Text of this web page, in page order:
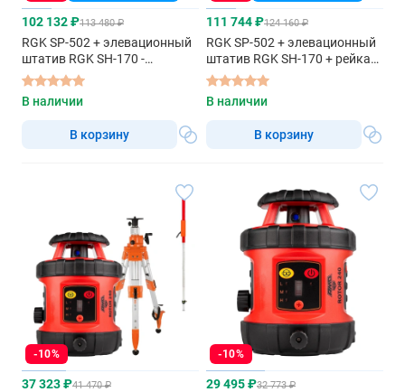
102 132 ₽113 480 ₽
RGK SP-502 + элевационный
штатив RGK SH-170 -
ротационный нивелир с
красным лучом
В наличии
В корзину
111 744 ₽124 160 ₽
RGK SP-502 + элевационный
штатив RGK SH-170 + рейка
RGK LR-2 + дальномер RGK
DL100 - ротационный
нивелир с красным лучом
В наличии
В корзину
-10%
37 323 ₽41 470 ₽
-10%
29 495 ₽32 773 ₽